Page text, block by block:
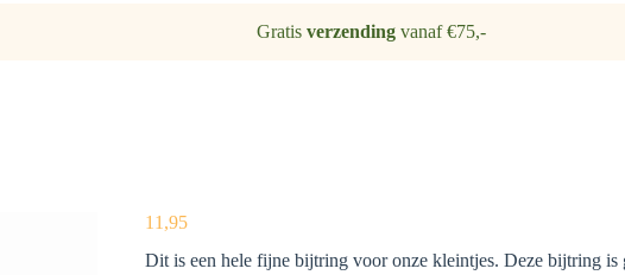
Gratis verzendingvanaf €75,-
11,95
Dit is een hele fijne bijtring voor onze kleintjes. Deze bijtring is